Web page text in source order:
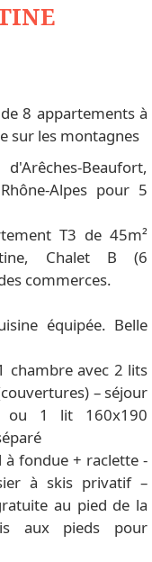
8 appartements à
sur les montagnes
Beaufort,
Alpes pour 5
T3 de 45m²
Chalet B (6
commerces.
équipée. Belle
chambre avec 2 lits
– séjour
ou 1 lit 160x190
à fondue + raclette -
à skis privatif –
au pied de la
aux pieds pour